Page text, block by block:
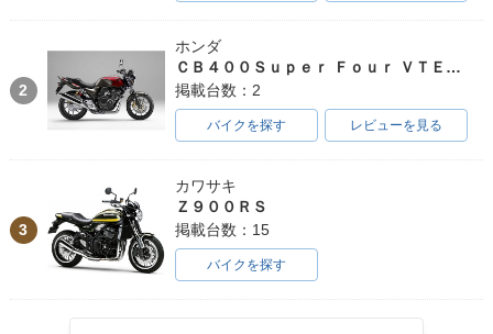
2
ホンダ
ＣＢ４００Ｓｕｐｅｒ Ｆｏｕｒ ＶＴＥＣ ＳＰＥＣ３
掲載台数：2
バイクを探す レビューを見る
3
カワサキ
Ｚ９００ＲＳ
掲載台数：15
バイクを探す